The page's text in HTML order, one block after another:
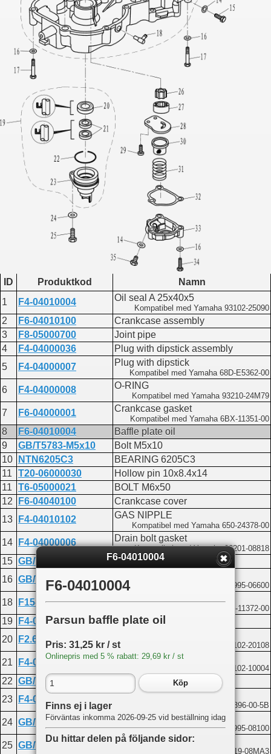
ID Produktkod
Namn
1
F4-04010004 Oil seal A 25x40x5
Kompatibel med Yamaha 93102-25090
2 F6-04010100
Crankcase assembly
3
F8-05000700
Joint pipe
4
F4-04000036
Plug with dipstick assembly
5
F4-04000007 Plug with dipstick
Kompatibel med Yamaha 68D-E5362-00
6 F4-04000008 O-RING
Kompatibel med Yamaha 93210-24M79
7 F6-04000001 Crankcase gasket
Kompatibel med Yamaha 6BX-11351-00
8 F6-04010004
Baffle plate oil
9
GB/T5783-M5x10
Bolt M5x10
10
NTN6205C3
BEARING 6205C3
11
T20-06000030
Hollow pin 10x8.4x14
11
T6-05000021
BOLT M6x50
12
F6-04040100
Crankcase cover
13
F4-04010102 GAS NIPPLE
Kompatibel med Yamaha 650-24378-00
14 F4-04000006 Drain bolt gasket
Kompatibel med Yamaha 90201-08818
15 GB/T5783-M8x14
Bolt M8x14
16 GB/T97.1-6
Kompatibel med Yamaha 92995-06600
18 F15-04000005
Kompatibel med Yamaha 676-11372-00
19 F4-04060000
Oil seal casing assembly
20
F2.6-04010001
Kompatibel med Yamaha 93102-20108
21 F4-04060004 Oil seal 10.8x21x7
Kompatibel med Yamaha 93102-10004
22 GB/T3452.1-32.5x1.8
O-ring 32.5x1.8
23
F4-04060001 Oil seal casing
Kompatibel med Yamaha 68D-E5396-00-5B
24 GB/T97.1-8 Washer 8
Kompatibel med Yamaha 92995-08100
25 GB/T5783-M8x20 Bolt M8x20
Kompatibel med Yamaha 90119-08MA3
F6-04010004
F6-04010004
Parsun baffle plate oil
Pris: 31,25 kr / st
Onlinepris med 5 % rabatt: 29,69 kr / st
Köp
Finns ej i lager
Förväntas inkomma 2026-09-25 vid beställning idag
Du hittar delen på följande sidor: